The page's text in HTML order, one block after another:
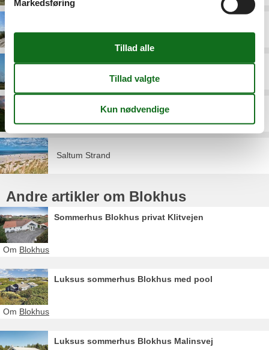
Saltum Strand
Andre artikler om Blokhus
Sommerhus Blokhus privat Klitvejen
Om Blokhus
Luksus sommerhus Blokhus med pool
Om Blokhus
Luksus sommerhus Blokhus Malinsvej
Markedsføring